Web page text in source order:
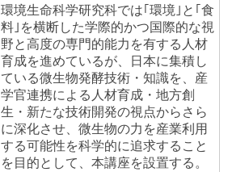
環境生命科学研究科では｢環境｣と｢食
料｣を横断した学際的かつ国際的な視
野と高度の専門的能力を有する人材
育成を進めているが、日本に集積し
ている微生物発酵技術・知識を、産
学官連携による人材育成・地方創
生・新たな技術開発の視点からさら
に深化させ、微生物の力を産業利用
する可能性を科学的に追求すること
を目的として、本講座を設置する。